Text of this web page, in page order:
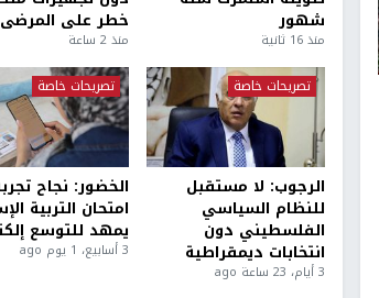
شهور
منذ 16 ثانية
خطر على المرضى
منذ 2 ساعة
تصريحات خاصة
الرجوب: لا مستقبل
للنظام السياسي
الفلسطيني دون
انتخابات ديمقراطية
3 أيام، 23 ساعة ago
تصريحات خاصة
الخضور: نجاح
امتحان التربية
يمهد للتوسع
3 أسابيع، 1 يوم ago